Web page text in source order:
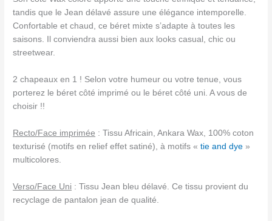
tandis que le Jean délavé assure une élégance intemporelle.
Confortable et chaud, ce béret mixte s’adapte à toutes les
saisons. Il conviendra aussi bien aux looks casual, chic ou
streetwear.
2 chapeaux en 1 ! Selon votre humeur ou votre tenue, vous
porterez le béret côté imprimé ou le béret côté uni. A vous de
choisir !!
Recto/Face imprimée : Tissu Africain, Ankara Wax, 100% coton
texturisé (motifs en relief effet satiné), à motifs «tie and dye »
multicolores.
Verso/Face Uni : Tissu Jean bleu délavé. Ce tissu provient du
recyclage de pantalon jean de qualité.